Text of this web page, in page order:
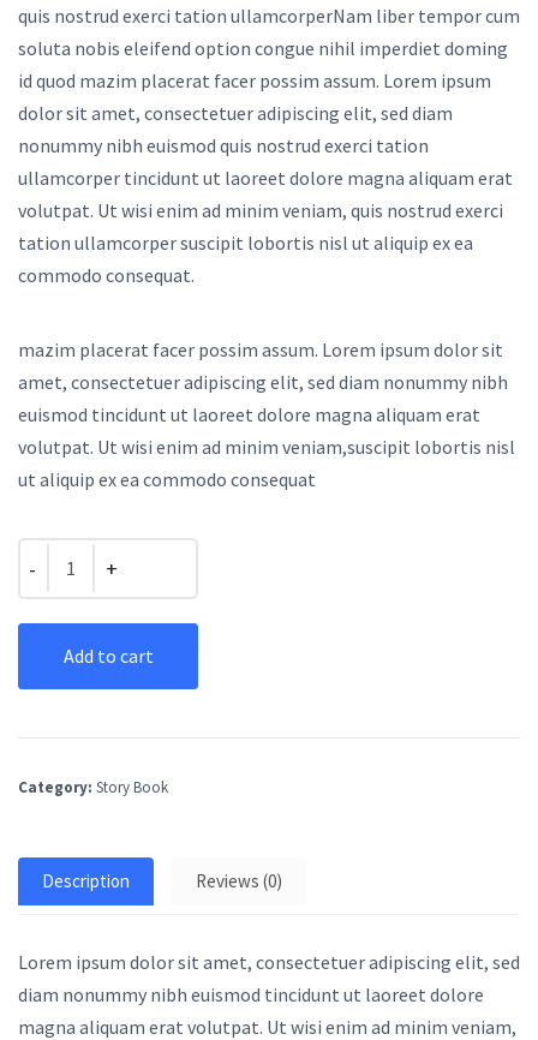
quis nostrud exerci tation ullamcorperNam liber tempor cum
soluta nobis eleifend option congue nihil imperdiet doming
id quod mazim placerat facer possim assum. Lorem ipsum
dolor sit amet, consectetuer adipiscing elit, sed diam
nonummy nibh euismod quis nostrud exerci tation
ullamcorper tincidunt ut laoreet dolore magna aliquam erat
volutpat. Ut wisi enim ad minim veniam, quis nostrud exerci
tation ullamcorper suscipit lobortis nisl ut aliquip ex ea
commodo consequat.
mazim placerat facer possim assum. Lorem ipsum dolor sit
amet, consectetuer adipiscing elit, sed diam nonummy nibh
euismod tincidunt ut laoreet dolore magna aliquam erat
volutpat. Ut wisi enim ad minim veniam,suscipit lobortis nisl
ut aliquip ex ea commodo consequat
Quantity
Add to cart
Category: Story Book
Description Reviews (0)
Lorem ipsum dolor sit amet, consectetuer adipiscing elit, sed
diam nonummy nibh euismod tincidunt ut laoreet dolore
magna aliquam erat volutpat. Ut wisi enim ad minim veniam,